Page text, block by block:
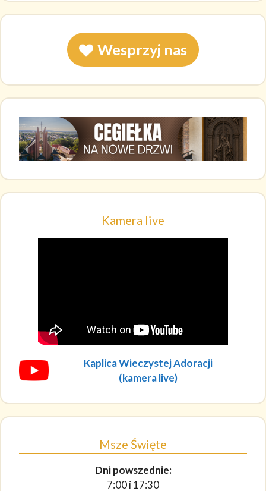
Wesprzyj nas
Kamera live
Kaplica Wieczystej Adoracji
(kamera live)
Msze Święte
Dni powszednie:
7:00 i 17:30